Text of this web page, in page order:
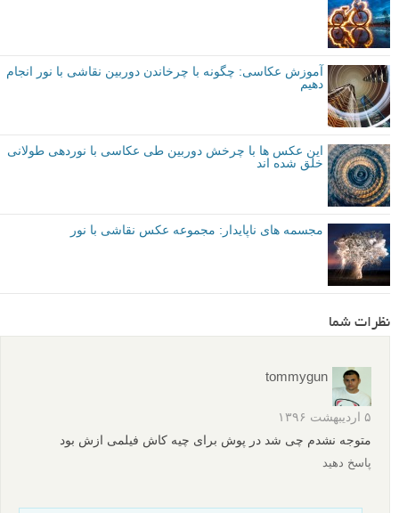
آموزش عکاسی: چگونه با چرخاندن دوربین نقاشی با نور انجام
دهیم
این عکس ها با چرخش دوربین طی عکاسی با نوردهی طولانی
خلق شده اند
مجسمه های ناپایدار: مجموعه عکس نقاشی با نور
نظرات شما
tommygun
۵ اردیبهشت ۱۳۹۶
متوجه نشدم چی شد در پوش برای چیه کاش فیلمی ازش بود
پاسخ دهید